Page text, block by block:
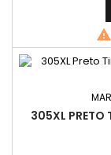
nuvem, mas
Internet.

305XL PRETO